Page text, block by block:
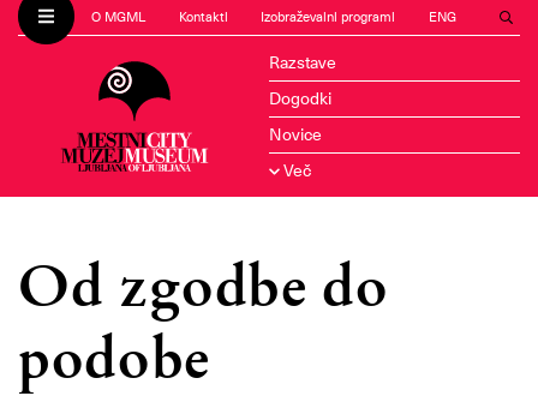
O MGML Kontakti Izobraževalni programi ENG
Razstave
Dogodki
Novice
Več
Od zgodbe do
podobe